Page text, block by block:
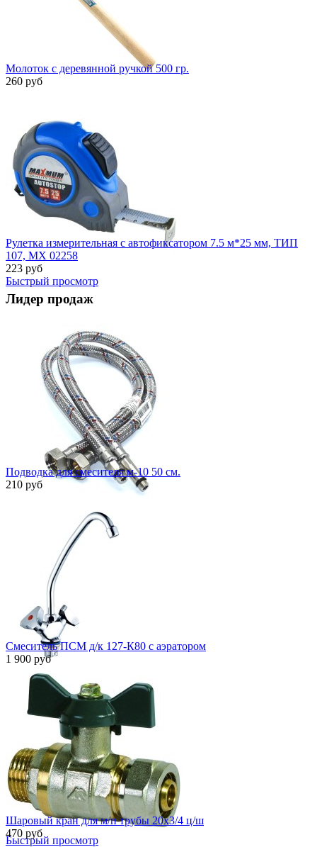
Молоток с деревянной ручкой 500 гр.
260 руб
Быстрый просмотр
Рулетка измерительная с автофиксатором 7.5 м*25 мм, ТИП
107, MX 02258
223 руб
Лидер продаж
Быстрый просмотр
Подводка для смесителя м-10 50 см.
210 руб
Быстрый просмотр
Смеситель ПСМ д/к 127-К80 с аэратором
1 900 руб
Быстрый просмотр
Шаровый кран для м/п трубы 20х3/4 ц/ш
470 руб